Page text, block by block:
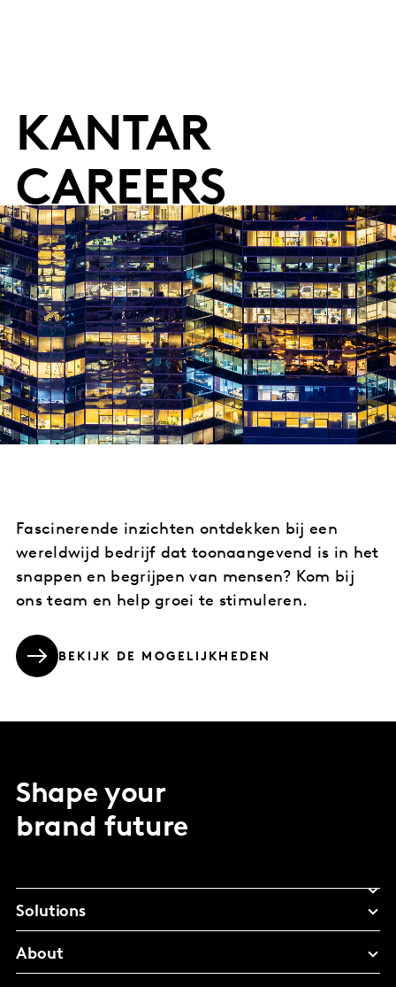
KANTAR
CAREERS
Fascinerende inzichten ontdekken bij een
wereldwijd bedrijf dat toonaangevend is in het
snappen en begrijpen van mensen? Kom bij
ons team en help groei te stimuleren.
BEKIJK DE MOGELIJKHEDEN
Shape your
brand future
Solutions
About